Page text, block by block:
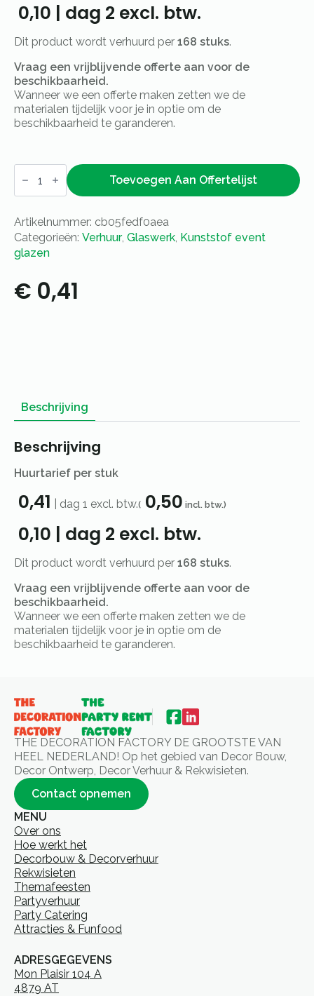
0,10 | dag 2 excl. btw.
Dit product wordt verhuurd per 168 stuks.
Vraag een vrijblijvende offerte aan voor de
beschikbaarheid.
Wanneer we een offerte maken zetten we de
materialen tijdelijk voor je in optie om de
beschikbaarheid te garanderen.
Polycarbonaat
picardie
aantal
Toevoegen Aan Offertelijst
Artikelnummer: cb05fedf0aea
Categorieën: Verhuur, Glaswerk Kunststof event
glazen
€ 0,41
Beschrijving
Beschrijving
Huurtarief per stuk
0,41 dag 1 excl. btw.( 0,50 incl. btw.)
0,10 | dag 2 excl. btw.
Dit product wordt verhuurd per 168 stuks.
Vraag een vrijblijvende offerte aan voor de
beschikbaarheid.
Wanneer we een offerte maken zetten we de
materialen tijdelijk voor je in optie om de
beschikbaarheid te garanderen.
THE DECORATION FACTORY DE GROOTSTE VAN
HEEL NEDERLAND! Op het gebied van Decor Bouw,
Decor Ontwerp, Decor Verhuur & Rekwisieten.
Contact opnemen
MENU
Over ons
Hoe werkt het
Decorbouw & Decorverhuur
Rekwisieten
Themafeesten
Partyverhuur
Party Catering
Attracties & Funfood
ADRESGEGEVENS
Mon Plaisir 104 A
4879 AT